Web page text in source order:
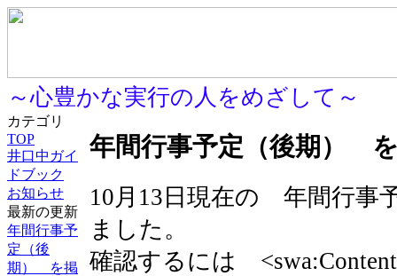
～心豊かな実行の人をめざして～
カテゴリ
TOP
井口中ガイ
ドブック
お知らせ
最新の更新
年間行事予
定（後
期） を掲
年間行事予定（後期）
10月13日現在の 年間行事
ました。
確認するには